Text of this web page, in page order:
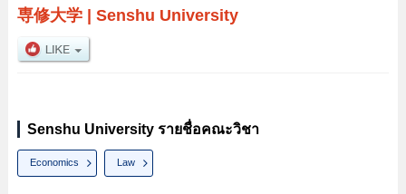
専修大学| Senshu University
Senshu University รายชื่อคณะวิชา
Economics Law